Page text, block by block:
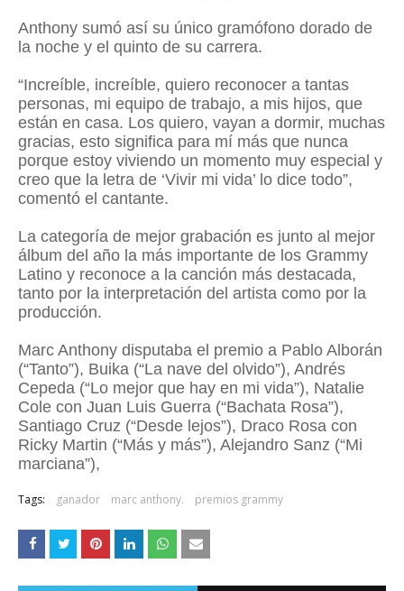
Anthony sumó así su único gramófono dorado de
la noche y el quinto de su carrera.
“Increíble, increíble, quiero reconocer a tantas
personas, mi equipo de trabajo, a mis hijos, que
están en casa. Los quiero, vayan a dormir, muchas
gracias, esto significa para mí más que nunca
porque estoy viviendo un momento muy especial y
creo que la letra de ‘Vivir mi vida’ lo dice todo”,
comentó el cantante.
La categoría de mejor grabación es junto al mejor
álbum del año la más importante de los Grammy
Latino y reconoce a la canción más destacada,
tanto por la interpretación del artista como por la
producción.
Marc Anthony disputaba el premio a Pablo Alborán
(“Tanto”), Buika (“La nave del olvido”), Andrés
Cepeda (“Lo mejor que hay en mi vida”), Natalie
Cole con Juan Luis Guerra (“Bachata Rosa”),
Santiago Cruz (“Desde lejos”), Draco Rosa con
Ricky Martin (“Más y más”), Alejandro Sanz (“Mi
marciana”),
Tags: ganador marc anthony. premios grammy